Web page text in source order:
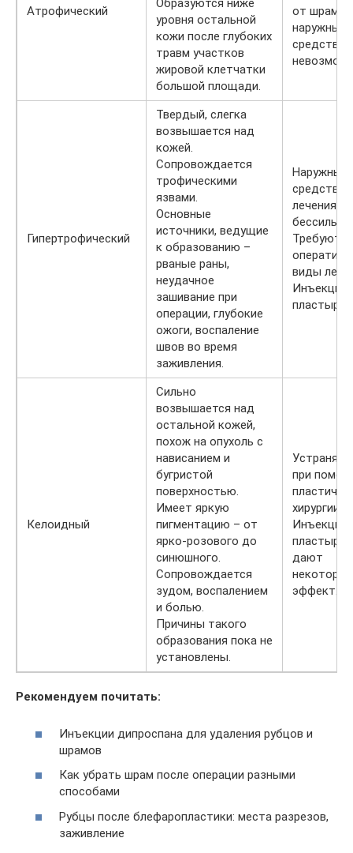
Атрофический
Образуются ниже
уровня остальной
кожи после глубоких
травм участков
жировой клетчатки
большой площади.
от шрамов
Гипертрофический
Твердый, слегка
возвышается над
кожей.
Сопровождается
трофическими
язвами.
Основные
источники, ведущие
к образованию –
рваные раны,
неудачное
зашивание при
операции, глубокие
ожоги, воспаление
швов во время
заживления.
Наружные
средства
лечения
Требуются
виды
Инъекции,
пластыри.
Келоидный
Сильно
возвышается над
остальной кожей,
похож на опухоль с
нависанием и
бугристой
поверхностью.
Имеет яркую
пигментацию – от
ярко-розового до
синюшного.
Сопровождается
зудом, воспалением
и болью.
Причины такого
образования пока не
установлены.
при
хирургии.
Инъекции,
пластыри
дают
некоторый
эффект.
Рекомендуем почитать:
Инъекции дипроспана для удаления рубцов и
шрамов
Как убрать шрам после операции разными
способами
Рубцы после блефаропластики: места разрезов,
заживление